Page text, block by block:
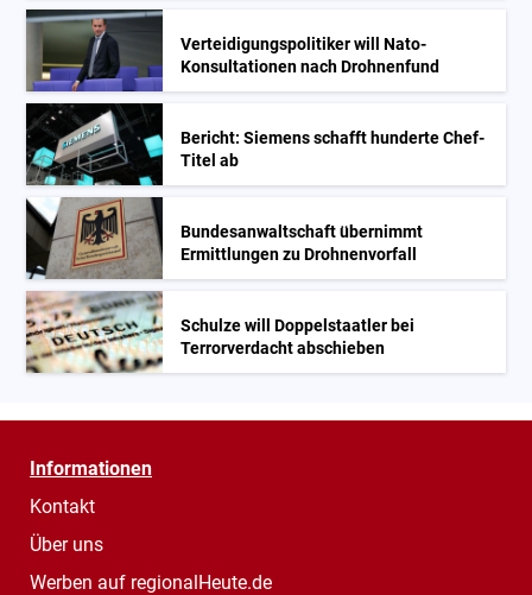
Verteidigungspolitiker will Nato-
Konsultationen nach Drohnenfund
Bericht: Siemens schafft hunderte Chef-
Titel ab
Bundesanwaltschaft übernimmt
Ermittlungen zu Drohnenvorfall
Schulze will Doppelstaatler bei
Terrorverdacht abschieben
Informationen
Kontakt
Über uns
Werben auf regionalHeute.de